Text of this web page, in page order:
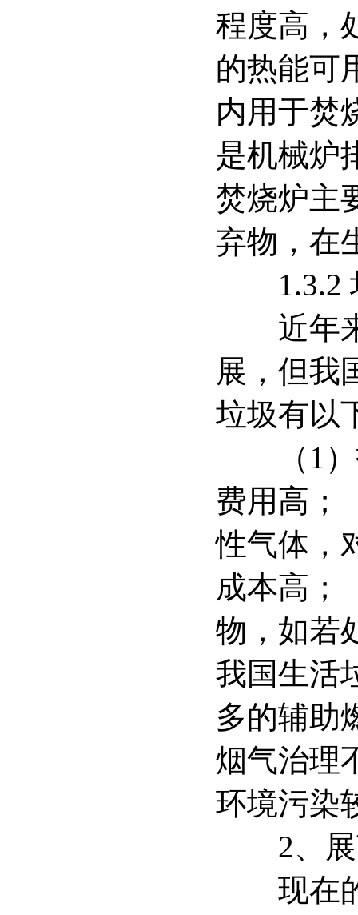
程度高，
的热能可
内用于焚
是机械炉
焚烧炉主
弃物，在
1.3.2
近年来
展，但我
垃圾有以
（1）
费用高；
性气体，
成本高；
物，如若
我国生活
多的辅助
烟气治理
环境污染
2、展
现在的